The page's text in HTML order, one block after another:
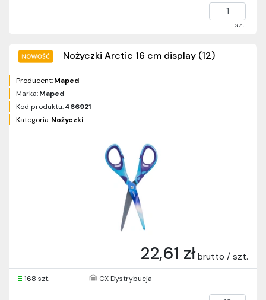
szt.
Nożyczki Arctic 16 cm display (12)
Producent:Maped
Marka:Maped
Kod produktu:466921
Kategoria:Nożyczki
22,61 zł brutto / szt.
168 szt. CX Dystrybucja